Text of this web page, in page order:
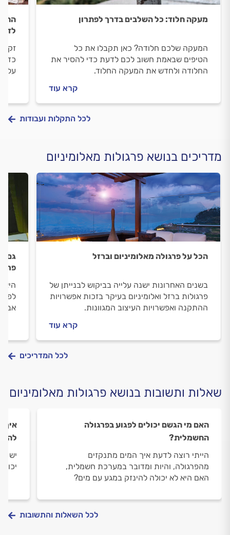
מעקה חלוד: כל השלבים בדרך לפתרון
המעקה שלכם חלודה? כאן תקבלו את כל
הטיפים שבאמת חשוב לכם לדעת כדי להסיר את
החלודה ולחדש את המעקה החלוד.
קרא עוד
כדי
על
לכל התקלות ועבודות
מדריכים בנושא פרגולות מאלומיניום
הכל על פרגולה מאלומיניום וברזל
בשנים האחרונות ישנה עלייה בביקוש לבנייתן של
פרגולות ברזל ואלומיניום בעיקר בזכות אפשרויות
ההתקנה ואפשרויות העיצוב המגוונות.
קרא עוד
גם
היא
אבל
לכל המדריכים
שאלות ותשובות בנושא פרגולות מאלומיניום
האם מי הגשם יכולים לפגוע בפרגולה
החשמלית?
הייתי רוצה לדעת איך המים מתנקזים
מהפרגולה, והיות ומדובר במערכת חשמלית,
האם היא לא יכולה להינזק במגע עם מים?
איך
יש
לכל השאלות והתשובות